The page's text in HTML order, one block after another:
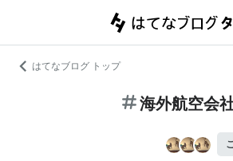
はてなブログ トップ
海外航空会